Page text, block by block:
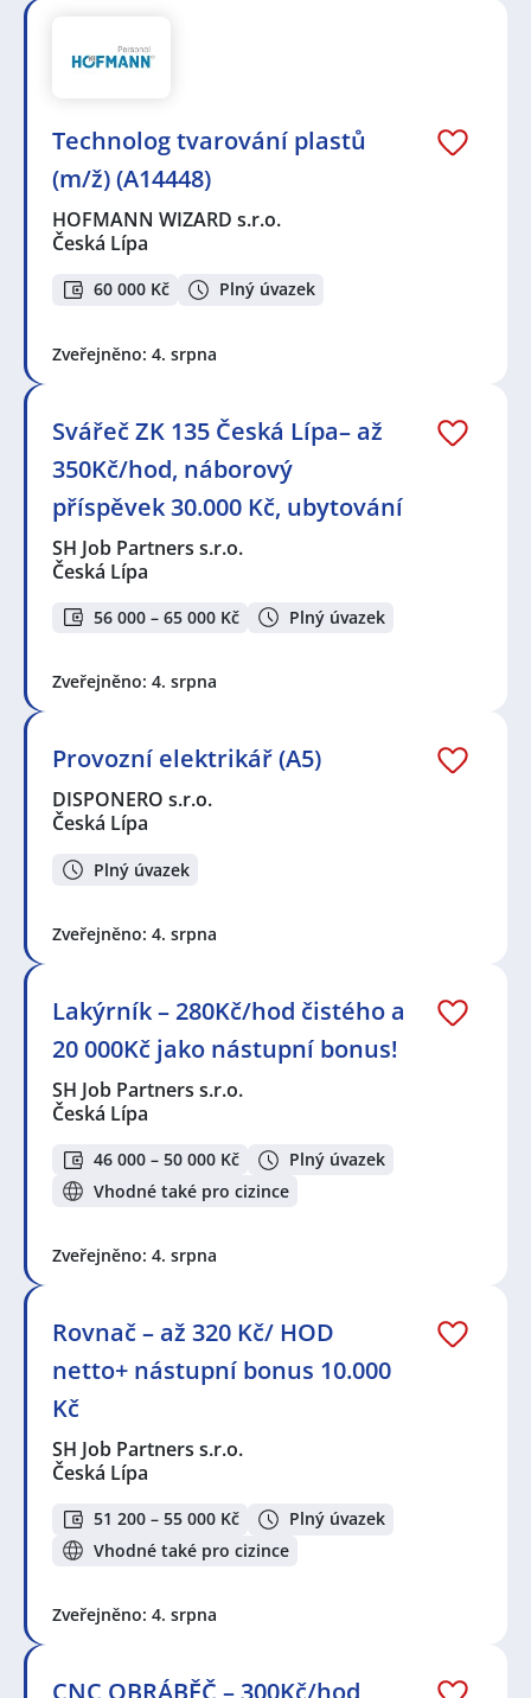
Technolog tvarování plastů
(m/ž) (A14448)
HOFMANN WIZARD s.r.o.
Česká Lípa
60 000 Kč Plný úvazek
Zveřejněno: 4. srpna
Svářeč ZK 135 Česká Lípa– až
350Kč/hod, náborový
příspěvek 30.000 Kč, ubytování
SH Job Partners s.r.o.
Česká Lípa
56 000 – 65 000 Kč Plný úvazek
Zveřejněno: 4. srpna
Provozní elektrikář (A5)
DISPONERO s.r.o.
Česká Lípa
Plný úvazek
Zveřejněno: 4. srpna
Lakýrník – 280Kč/hod čistého a
20 000Kč jako nástupní bonus!
SH Job Partners s.r.o.
Česká Lípa
46 000 – 50 000 Kč
Plný úvazek
Vhodné také pro cizince
Zveřejněno: 4. srpna
Rovnač – až 320 Kč/ HOD
netto+ nástupní bonus 10.000
Kč
SH Job Partners s.r.o.
Česká Lípa
51 200 – 55 000 Kč
Plný úvazek
Vhodné také pro cizince
Zveřejněno: 4. srpna